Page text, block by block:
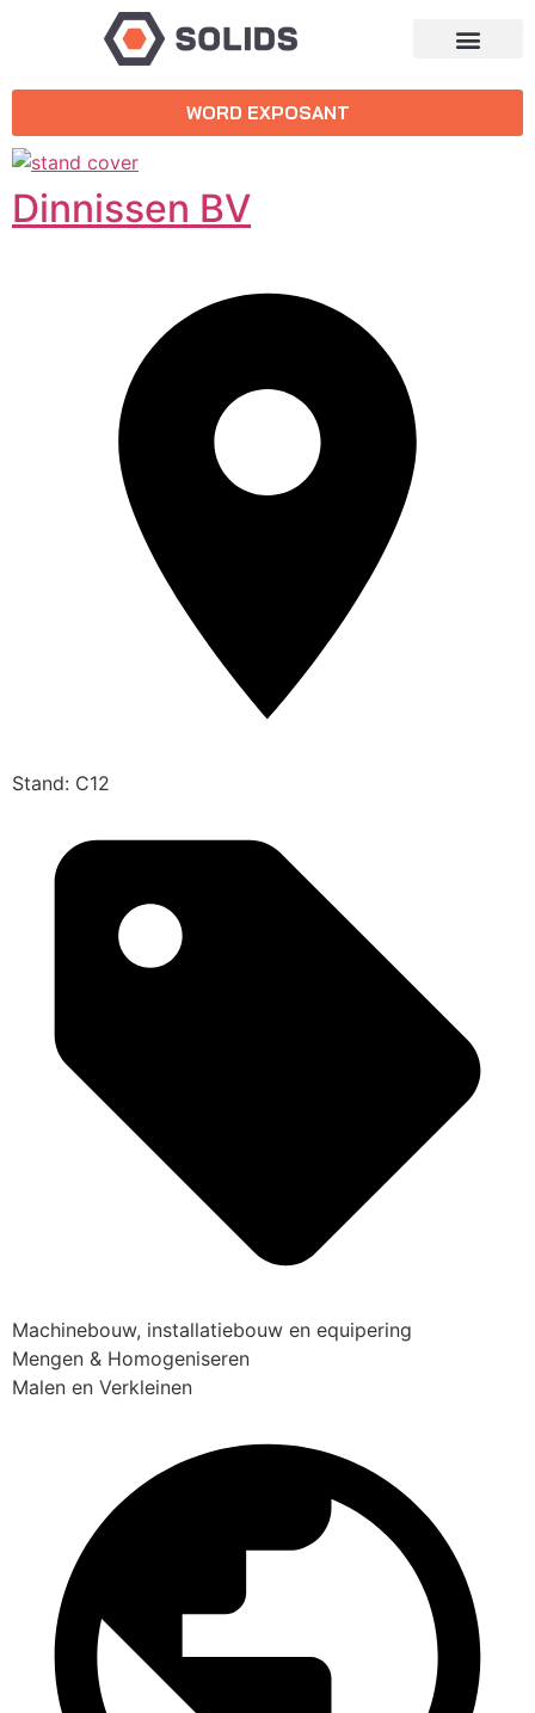
WORD EXPOSANT
Dinnissen BV
Stand: C12
Machinebouw, installatiebouw en equipering
Mengen & Homogeniseren
Malen en Verkleinen